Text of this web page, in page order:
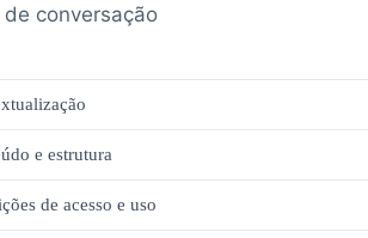
conversação
e estrutura
de acesso e uso